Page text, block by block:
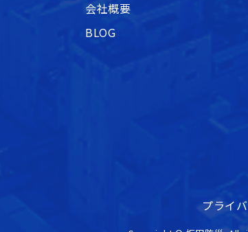
会社概要
BLOG
プライ